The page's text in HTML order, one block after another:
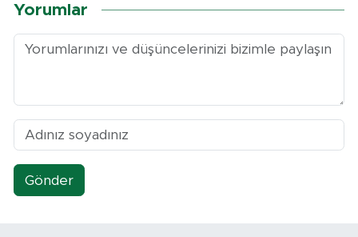
Yorumlar
Gönder